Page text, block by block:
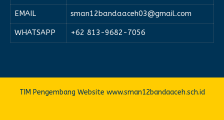
EMAIL sman12bandaaceh03@gmail.com
WHATSAPP +62 813-9682-7056
TIM Pengembang Website www.sman12bandaaceh.sch.id